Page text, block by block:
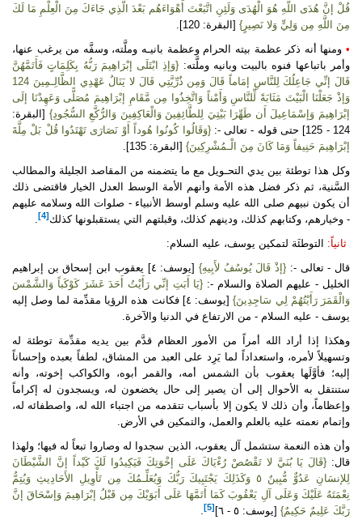
قُلْ إنَّ هُدَى اللَّهِ هُوَ الْهُدَى وَلَئِنِ اتَّبَعْتَ أَهْوَاءَهُم بَعْدَ الَّذِي جَاءَكَ مِنَ الْعِلْمِ مَا لَكَ
مِنَ اللَّهِ مِن وَلِيٍّ وَلا نَصِيرٍ} [البقرة: 120].
• ومنها أنه ذكر عظمة بيته الحرام وعظمة بانيـه وملَّته، وسفَّه من يرغب عنها،
وأمر باتباعها فنوه بالبيت وبانيه وملَّته: {وَإذِ ابْتَلَى إبْرَاهِيمَ رَبُّهُ بِكَلِمَاتٍ فَأَتَمَّهُنَّ
قَالَ إنِّي جَاعِلُكَ لِلنَّاسِ إمَاماً قَالَ وَمِن ذُرِّيَّتِي قَالَ لا يَنَالُ عَهْدِي الظَّالِـمِينَ 124
وَإذْ جَعَلْنَا الْبَيْتَ مَثَابَةً لِّلنَّاسِ وَأَمْناً وَاتَّخِذُوا مِن مَّقَامِ إبْرَاهِيمَ مُصَلًّى وَعَهِدْنَا إلَى
إبْرَاهِيمَ وَإسْمَاعِيلَ أَن طَهِّرَا بَيْتِيَ لِلطَّائِفِينَ وَالْعَاكِفِينَ وَالرُّكَّعِ السُّجُودِ} [البقرة:
124 - 125] حتى قوله - تعالى -:
{وَقَالُوا كُونُوا هُوداً أَوْ نَصَارَى تَهْتَدُوا قُلْ بَلْ مِلَّةَ
إبْرَاهِيمَ حَنِيفاً وَمَا كَانَ مِنَ الْـمُشْرِكِينَ} [البقرة: 135].
وكل هذا توطئة بين يدي التحـويل مع ما يتضمنه من المقاصد الجليلة والمطالب
السَّنية، ثم ذكر فضل هذه الأمة وأنهم الأمة الوسط العدل الخيار فاقتضى ذلك
أن يكون نبيهم صلى الله عليه وسلم أوسط الأنبياء - صلوات الله وسلامه عليهم
- وخيارهم، وكتابهم كذلك، ودينهم كذلك، وقبلتهم التي يستقبلونها كذلك [4]
.
ثانياً: التوطئَة لتمكين يوسف، عليه السلام:
قال - تعالى -: {إذْ قَالَ يُوسُفُ لأَبِيهِ}
[يوسف: ٤] يعقوب ابن إسحاق بن إبراهيم
الخليل - عليهم الصلاة والسلام -: {يَا أَبَتِ إنِّي رَأَيْتُ أَحَدَ عَشَرَ كَوْكَباً وَالشَّمْسَ
وَالْقَمَرَ رَأَيْتُهُمْ لِي سَاجِدِينَ}
[يوسف: ٤] فكانت هذه الرؤيا مقدِّمة لما وصل إليه
يوسف - عليه السلام - من الارتفاع في الدنيا والآخرة.
وهكذا إذا أراد الله أمراً من الأمور العظام قدَّم بين يديه مقدِّمة توطئة له
وتسهيلاً لأمره، واستعداداً لما يَرِد على العبد من المشاق، لطفاً بعبده وإحساناً
إليه؛ فأوَّلَها يعقوب بأن الشمس أمه، والقمر أبوه، والكواكب إخوته، وأنه
ستنتقل به الأحوال إلى أن يصير إلى حال يخضعون له، ويسجدون له إكراماً
وإعظاماً، وأن ذلك لا يكون إلا بأسباب تتقدمه من اجتباء الله له، واصطفائه له،
وإتمام نعمته عليه بالعلم والعمل، والتمكين في الأرض.
وأن هذه النعمة ستشمل آل يعقوب، الذين سجدوا له وصاروا تبعاً له فيها؛ ولهذا
قال: {قَالَ يَا بُنَيَّ لا تَقْصُصْ رُءْيَاكَ عَلَى إخْوَتِكَ فَيَكِيدُوا لَكَ كَيْداً إنَّ الشَّيْطَانَ
لِلإنسَانِ عَدُوٌّ مُّبِينٌ ٥ وَكَذَلِكَ يَجْتَبِيكَ رَبُّكَ وَيُعَلِّـمُكَ مِن تَأْوِيلِ الأَحَادِيثِ وَيُتِمُّ
نِعْمَتَهُ عَلَيْكَ وَعَلَى آلِ يَعْقُوبَ كَمَا أَتَمَّهَا عَلَى أَبَوَيْكَ مِن قَبْلُ إبْرَاهِيمَ وَإسْحَاقَ إنَّ
رَبَّكَ عَلِيمٌ حَكِيمٌ} [يوسف: ٥ - ٦] [5]
.